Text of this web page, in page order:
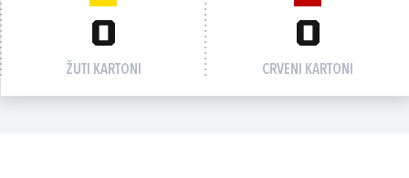
0
ŽUTI KARTONI
0
CRVENI KARTONI